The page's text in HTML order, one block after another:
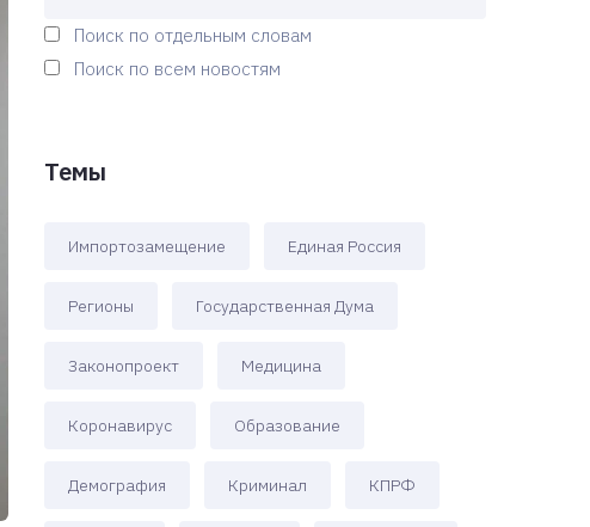
Поиск по отдельным словам
Поиск по всем новостям
Темы
Импортозамещение Единая Россия
Регионы Государственная Дума
Законопроект Медицина
Коронавирус Образование
Демография Криминал КПРФ